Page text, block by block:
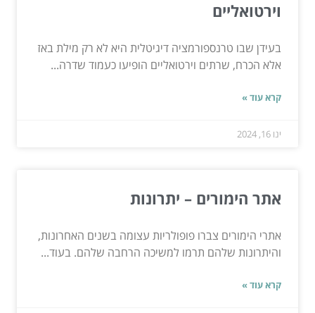
וירטואליים
בעידן שבו טרנספורמציה דיגיטלית היא לא רק מילת באז
אלא הכרח, שרתים וירטואליים הופיעו כעמוד שדרה...
קרא עוד »
ינו 16, 2024
אתר הימורים – יתרונות
אתרי הימורים צברו פופולריות עצומה בשנים האחרונות,
והיתרונות שלהם תרמו למשיכה הרחבה שלהם. בעוד...
קרא עוד »